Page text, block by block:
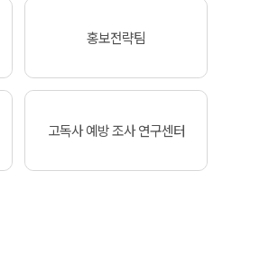
홍보전략팀
고독사 예방 조사 연구센터